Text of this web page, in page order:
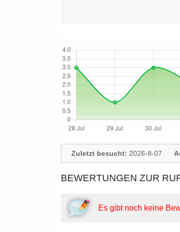
Zuletzt besucht: 2026-8-07
BEWERTUNGEN ZUR
Es gibt noch keine